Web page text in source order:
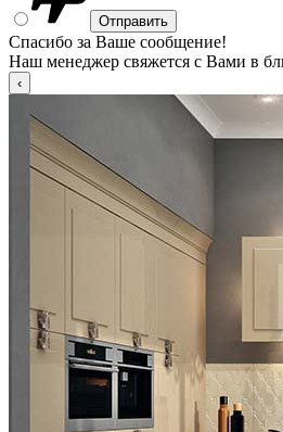
Спасибо за Ваше сообщение!
Наш менеджер свяжется с Вами в